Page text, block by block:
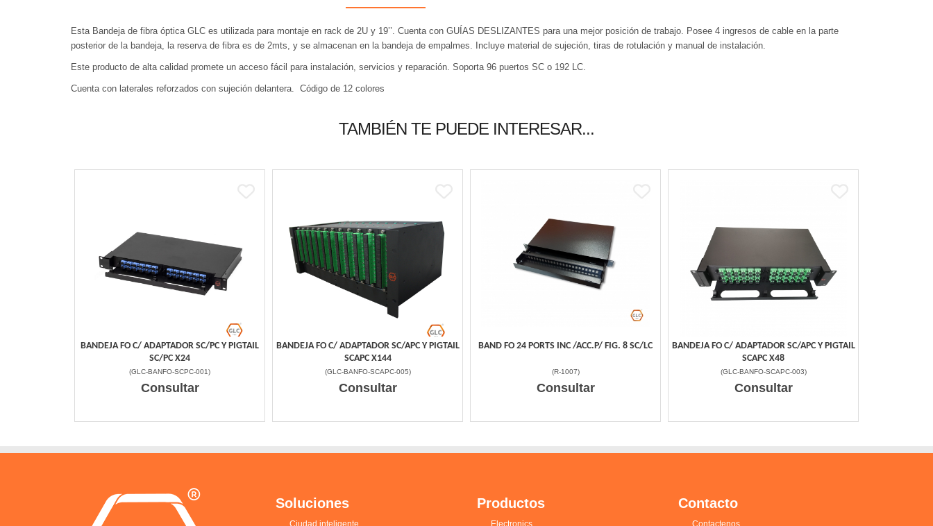
Esta Bandeja de fibra óptica GLC es utilizada para montaje en rack de 2U y 19’’. Cuenta con GUÍAS DESLIZANTES para una mejor posición de trabajo. Posee 4 ingresos de cable en la parte
posterior de la bandeja, la reserva de fibra es de 2mts, y se almacenan en la bandeja de empalmes. Incluye material de sujeción, tiras de rotulación y manual de instalación.
Este producto de alta calidad promete un acceso fácil para instalación, servicios y reparación. Soporta 96 puertos SC o 192 LC.
Cuenta con laterales reforzados con sujeción delantera. Código de 12 colores
TAMBIÉN TE PUEDE INTERESAR...
BANDEJA FO C/ ADAPTADOR SC/PC Y PIGTAIL
SC/PC X24
(GLC-BANFO-SCPC-001)
Consultar
BANDEJA FO C/ ADAPTADOR SC/APC Y PIGTAIL
SCAPC X144
(GLC-BANFO-SCAPC-005)
Consultar
BAND FO 24 PORTS INC /ACC.P/ FIG. 8 SC/LC
(R-1007)
Consultar
BANDEJA FO C/ ADAPTADOR SC/APC Y PIGTAIL
SCAPC X48
(GLC-BANFO-SCAPC-003)
Consultar
Soluciones
Ciudad inteligente
Productos
Electronics
Contacto
Contactenos